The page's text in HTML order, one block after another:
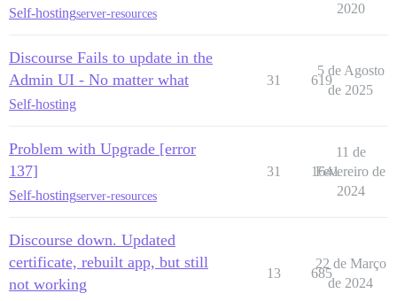
Self-hostingserver-resources
2020
Discourse Fails to update in the
Admin UI - No matter what
Self-hosting
31 619
5 de Agosto
de 2025
Problem with Upgrade [error
137]
Self-hostingserver-resources
31 1641
11 de
Fevereiro de
2024
Discourse down. Updated
certificate, rebuilt app, but still
not working
13 685
22 de Março
de 2024